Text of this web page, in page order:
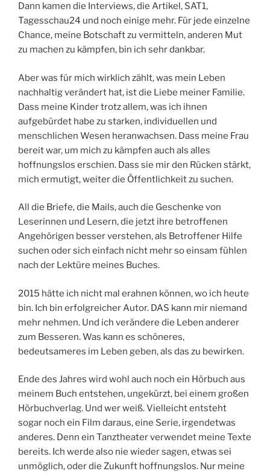
Dann kamen die Interviews, die Artikel, SAT1,
Tagesschau24 und noch einige mehr. Für jede einzelne
Chance, meine Botschaft zu vermitteln, anderen Mut
zu machen zu kämpfen, bin ich sehr dankbar.
Aber was für mich wirklich zählt, was mein Leben
nachhaltig verändert hat, ist die Liebe meiner Familie.
Dass meine Kinder trotz allem, was ich ihnen
aufgebürdet habe zu starken, individuellen und
menschlichen Wesen heranwachsen. Dass meine Frau
bereit war, um mich zu kämpfen auch als alles
hoffnungslos erschien. Dass sie mir den Rücken stärkt,
mich ermutigt, weiter die Öffentlichkeit zu suchen.
All die Briefe, die Mails, auch die Geschenke von
Leserinnen und Lesern, die jetzt ihre betroffenen
Angehörigen besser verstehen, als Betroffener Hilfe
suchen oder sich einfach nicht mehr so einsam fühlen
nach der Lektüre meines Buches.
2015 hätte ich nicht mal erahnen können, wo ich heute
bin. Ich bin erfolgreicher Autor. DAS kann mir niemand
mehr nehmen. Und ich verändere die Leben anderer
zum Besseren. Was kann es schöneres,
bedeutsameres im Leben geben, als das zu bewirken.
Ende des Jahres wird wohl auch noch ein Hörbuch aus
meinem Buch entstehen, ungekürzt, bei einem großen
Hörbuchverlag. Und wer weiß. Vielleicht entsteht
sogar noch ein Film daraus, eine Serie, irgendetwas
anderes. Denn ein Tanztheater verwendet meine Texte
bereits. Ich werde also nie wieder sagen, etwas sei
unmöglich, oder die Zukunft hoffnungslos. Nur meine